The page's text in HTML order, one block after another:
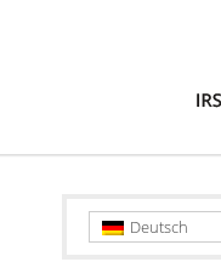
Deutsch